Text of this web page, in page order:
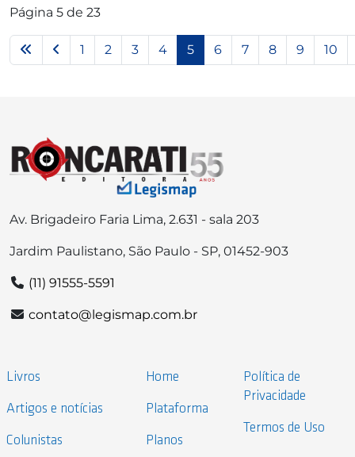
Página 5 de 23
1 2 3 4 5 6 7 8 9 10
Av. Brigadeiro Faria Lima, 2.631 - sala 203
Jardim Paulistano, São Paulo - SP, 01452-903
(11) 91555-5591
contato@legismap.com.br
Livros
Artigos e notícias
Colunistas
Home
Plataforma
Planos
Política de
Privacidade
Termos de Uso